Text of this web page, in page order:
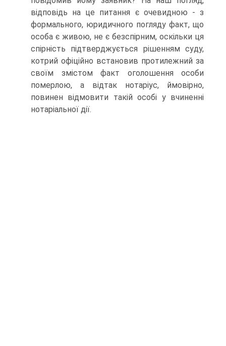
відповідь на це питання є очевидною - з
формального, юридичного погляду факт, що
особа є живою, не є безспірним, оскільки ця
спірність підтверджується рішенням суду,
котрий офіційно встановив протилежний за
своїм змістом факт оголошення особи
померлою, а відтак нотаріус, ймовірно,
повинен відмовити такій особі у вчиненні
нотаріальної дії.